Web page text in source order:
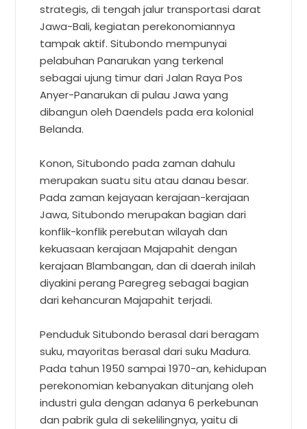
strategis, di tengah jalur transportasi darat
Jawa-Bali, kegiatan perekonomiannya
tampak aktif. Situbondo mempunyai
pelabuhan Panarukan yang terkenal
sebagai ujung timur dari Jalan Raya Pos
Anyer-Panarukan di pulau Jawa yang
dibangun oleh Daendels pada era kolonial
Belanda.
Konon, Situbondo pada zaman dahulu
merupakan suatu situ atau danau besar.
Pada zaman kejayaan kerajaan-kerajaan
Jawa, Situbondo merupakan bagian dari
konflik-konflik perebutan wilayah dan
kekuasaan kerajaan Majapahit dengan
kerajaan Blambangan, dan di daerah inilah
diyakini perang Paregreg sebagai bagian
dari kehancuran Majapahit terjadi.
Penduduk Situbondo berasal dari beragam
suku, mayoritas berasal dari suku Madura.
Pada tahun 1950 sampai 1970-an, kehidupan
perekonomian kebanyakan ditunjang oleh
industri gula dengan adanya 6 perkebunan
dan pabrik gula di sekelilingnya, yaitu di